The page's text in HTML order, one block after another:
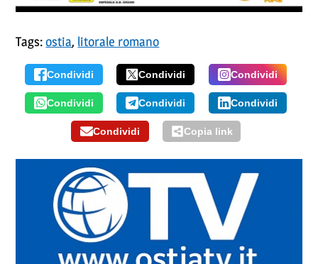
Tags:ostia, litorale romano
Condividi Condividi Condividi
Condividi Condividi Condividi
Condividi Copia link